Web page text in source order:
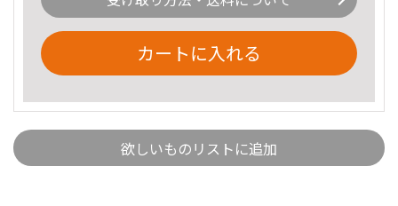
カートに入れる
欲しいものリストに追加